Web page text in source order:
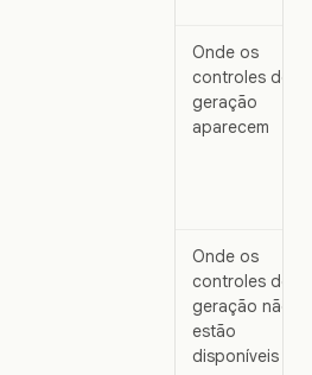
Onde os
controles de
geração
aparecem
Onde os
controles de
geração não
estão
disponíveis